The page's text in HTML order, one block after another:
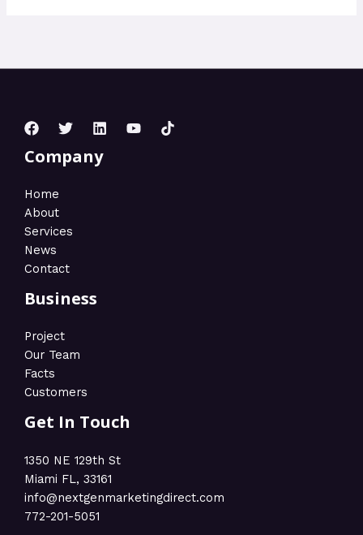
Company
Home
About
Services
News
Contact
Business
Project
Our Team
Facts
Customers
Get In Touch
1350 NE 129th St
Miami FL, 33161
info@nextgenmarketingdirect.com​
772-201-5051